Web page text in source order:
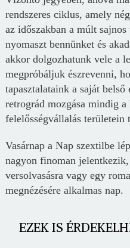
rendszeres ciklus, amely
az időszakban a múlt
nyomaszt bennünket és
akkor dolgozhatunk vele a
megpróbáljuk észrevenni,
tapasztalataink a saját
retrográd mozgása mindig a
felelősségvállalás területein
Vasárnap a Nap szextilbe
nagyon finoman
versolvasásra vagy egy
megnézésére alkalmas nap.
EZEK IS